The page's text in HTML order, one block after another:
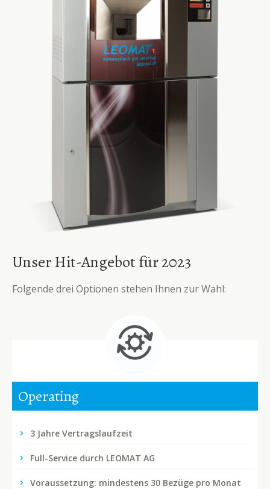
Unser Hit-Angebot für 2023
Folgende drei Optionen stehen Ihnen zur Wahl:
Operating
3 Jahre Vertragslaufzeit
Full-Service durch LEOMAT AG
Voraussetzung: mindestens 30 Bezüge pro Monat